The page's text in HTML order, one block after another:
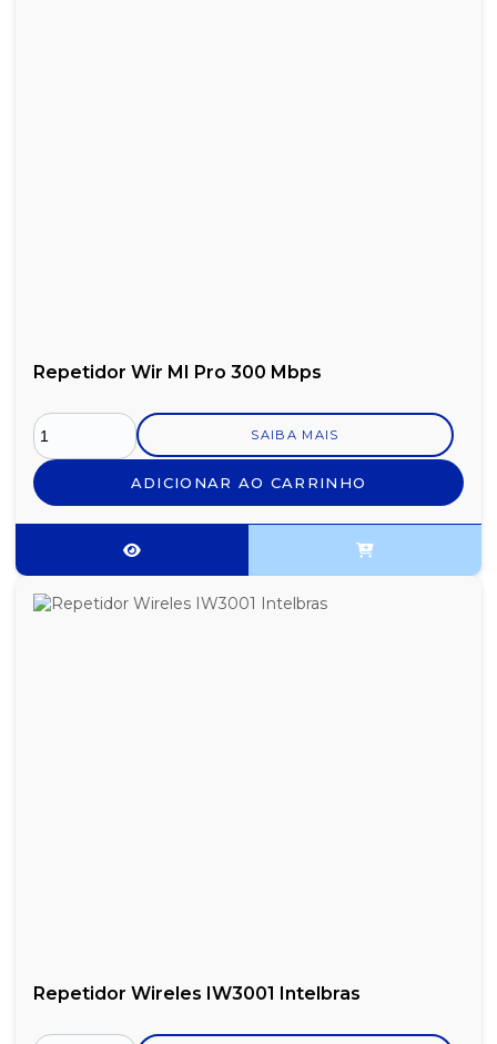
Repetidor Wir MI Pro 300 Mbps
SAIBA MAIS
ADICIONAR AO CARRINHO
Repetidor Wireles IW3001 Intelbras